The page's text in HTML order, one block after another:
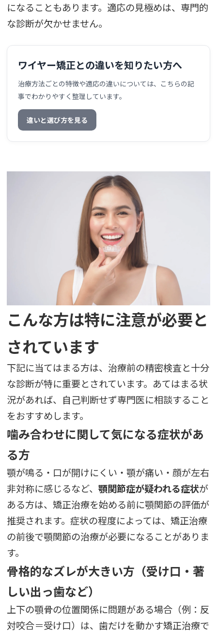
になることもあります。適応の見極めは、専門的
な診断が欠かせません。
ワイヤー矯正との違いを知りたい方へ
治療方法ごとの特徴や適応の違いについては、こちらの記
事でわかりやすく整理しています。
違いと選び方を見る
こんな方は特に注意が必要と
されています
下記に当てはまる方は、治療前の精密検査と十分
な診断が特に重要とされています。あてはまる状
況があれば、自己判断せず専門医に相談すること
をおすすめします。
噛み合わせに関して気になる症状があ
る方
顎が鳴る・口が開けにくい・顎が痛い・顔が左右
非対称に感じるなど、顎関節症が疑われる症状が
ある方は、矯正治療を始める前に顎関節の評価が
推奨されます。症状の程度によっては、矯正治療
の前後で顎関節の治療が必要になることがありま
す。
骨格的なズレが大きい方（受け口・著
しい出っ歯など）
上下の顎骨の位置関係に問題がある場合（例：反
対咬合＝受け口）は、歯だけを動かす矯正治療で